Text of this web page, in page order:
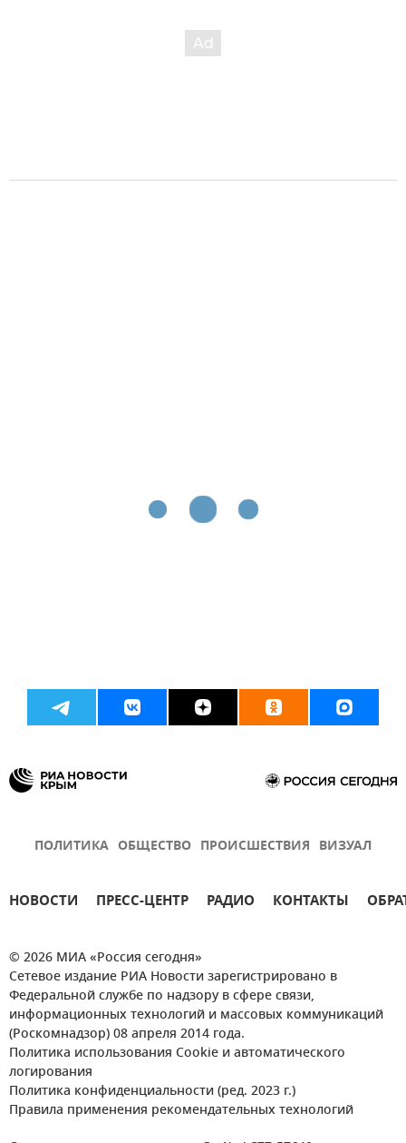
ПОЛИТИКА ОБЩЕСТВО ПРОИСШЕСТВИЯ ВИЗУАЛ
НОВОСТИ ПРЕСС-ЦЕНТР РАДИО КОНТАКТЫ
© 2026 МИА «Россия сегодня»
Сетевое издание РИА Новости зарегистрировано в
Федеральной службе по надзору в сфере связи,
информационных технологий и массовых коммуникаций
(Роскомнадзор) 08 апреля 2014 года.
Политика использования Cookie и автоматического
логирования
Политика конфиденциальности (ред. 2023 г.)
Правила применения рекомендательных технологий